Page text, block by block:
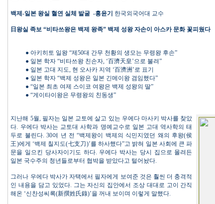
백제-일본 왕실 혈연 실체 발굴 -홍윤기 한국외국어대 교수
日왕실 족보 “비타쓰왕은 백제 왕족” 백제 성왕 자손이 아스카 문화 꽃피웠다
● 아키히토 일왕 “제50대 간무 천황의 생모는 무령왕 후손”
● 일본 학자 “비타쓰왕 친손자, ‘百濟天皇’으로 불려”
● 일본 고대 지도, 현 오사카 지역 ‘百濟洲’로 표기
● 일본 학자 “백제 성왕은 일본 긴메이왕 겸임했다”
● “일본 최초 여제 스이코 여왕은 백제 성왕의 딸”
● “게이타이왕은 무령왕의 친동생”
지난해 5월, 필자는 일본 교토에 살고 있는 우에다 마사키 박사를 찾았
다. 우에다 박사는 교토대 사학과 명예교수로 일본 고대 역사학의 태
두로 불린다. 30여 년 전 “백제왕이 백제의 식민지였던 왜의 후왕(侯
王)에게 ‘백제 칠지도(七支刀)’를 하사했다”고 밝혀 일본 사회에 큰 파
문을 일으킨 당사자이기도 하다. 우에다 박사는 당시 집으로 몰려든
일본 국수주의 청년들로부터 협박을 받았다고 털어놨다.
그러나 우에다 박사가 자택에서 필자에게 보여준 것은 훨씬 더 충격적
인 내용을 담고 있었다. 그는 자신의 집안에서 조상 대대로 고이 간직
해온 ‘신찬성씨록(新撰姓氏錄)’을 꺼내 보이며 이렇게 말했다.